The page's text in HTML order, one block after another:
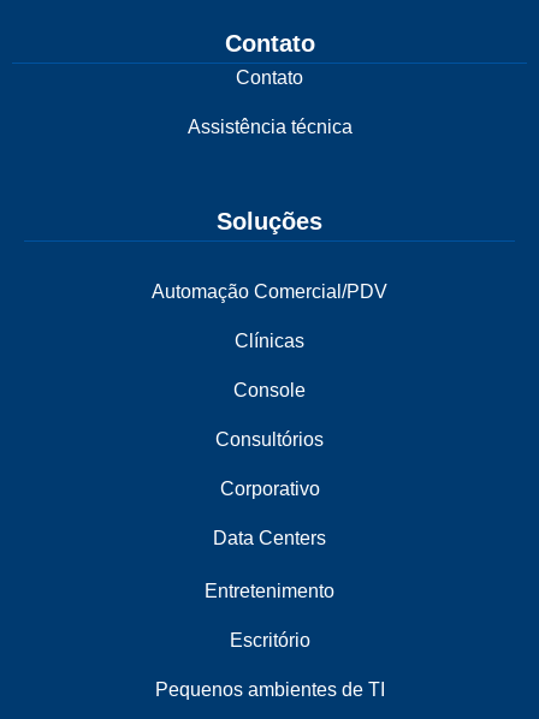
Contato
Contato
Assistência técnica
Soluções
Automação Comercial/PDV
Clínicas
Console
Consultórios
Corporativo
Data Centers
Entretenimento
Escritório
Pequenos ambientes de TI